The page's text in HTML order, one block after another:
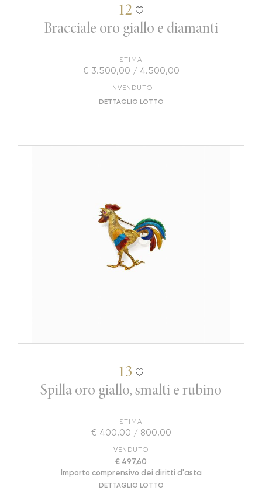
12
Bracciale oro giallo e diamanti
STIMA
€ 3.500,00 / 4.500,00
INVENDUTO
DETTAGLIO LOTTO
13
Spilla oro giallo, smalti e rubino
STIMA
€ 400,00 / 800,00
VENDUTO
€ 497,60
Importo comprensivo dei diritti d'asta
DETTAGLIO LOTTO